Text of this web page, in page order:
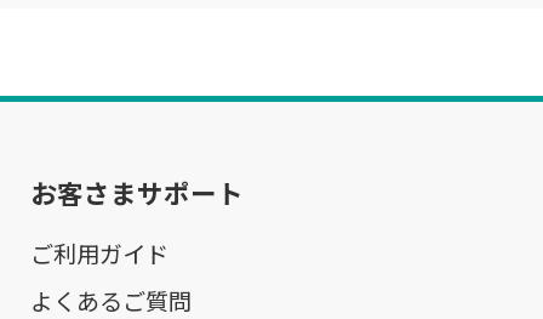
お客さまサポート
ご利用ガイド
よくあるご質問